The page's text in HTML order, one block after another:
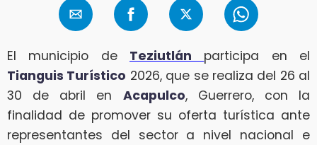
El municipio de Teziutlán
participa en el
Tianguis Turístico 2026, que se realiza del 26 al
30 de abril en Acapulco, Guerrero, con la
finalidad de promover su oferta turística ante
representantes del sector a nivel nacional e